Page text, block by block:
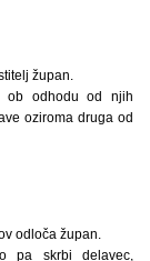
župan.
ob odhodu od njih
oziroma druga od
odloča župan.
pa skrbi delavec,